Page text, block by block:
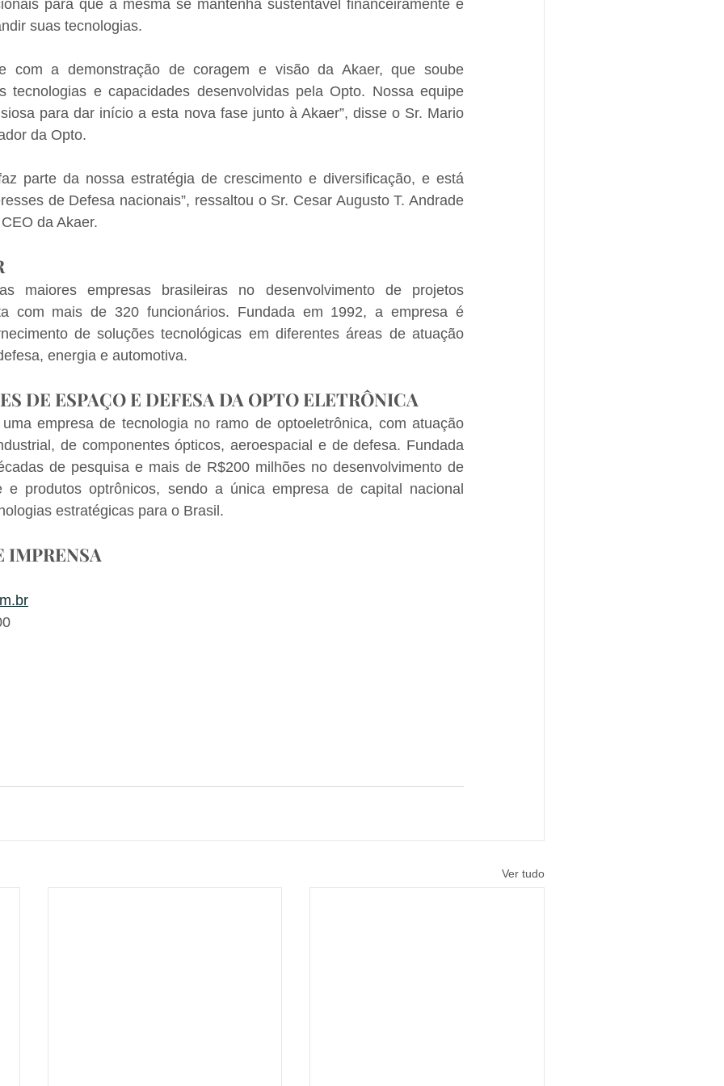
para que a mesma se mantenha sustentável financeiramente e
suas tecnologias.
com a demonstração de coragem e visão da Akaer, que soube
tecnologias e capacidades desenvolvidas pela Opto. Nossa equipe
para dar início a esta nova fase junto à Akaer”, disse o Sr. Mario
da Opto.
parte da nossa estratégia de crescimento e diversificação, e está
de Defesa nacionais”, ressaltou o Sr. Cesar Augusto T. Andrade
da Akaer.
maiores empresas brasileiras no desenvolvimento de projetos
com mais de 320 funcionários. Fundada em 1992, a empresa é
de soluções tecnológicas em diferentes áreas de atuação
energia e automotiva.
DE ESPAÇO E DEFESA DA OPTO ELETRÔNICA
empresa de tecnologia no ramo de optoeletrônica, com atuação
de componentes ópticos, aeroespacial e de defesa. Fundada
de pesquisa e mais de R$200 milhões no desenvolvimento de
e produtos optrônicos, sendo a única empresa de capital nacional
estratégicas para o Brasil.
IMPRENSA
Ver tudo